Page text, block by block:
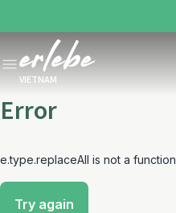
VIETNAM
Error
e.type.replaceAll is not a function
Try again